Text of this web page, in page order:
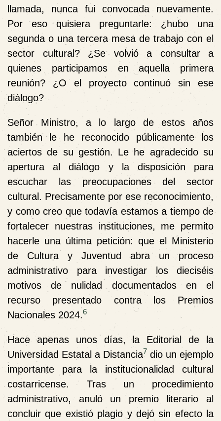
llamada, nunca fui convocada nuevamente.
Por eso quisiera preguntarle: ¿hubo una
segunda o una tercera mesa de trabajo con el
sector cultural? ¿Se volvió a consultar a
quienes participamos en aquella primera
reunión? ¿O el proyecto continuó sin ese
diálogo?
Señor Ministro, a lo largo de estos años
también le he reconocido públicamente los
aciertos de su gestión. Le he agradecido su
apertura al diálogo y la disposición para
escuchar las preocupaciones del sector
cultural. Precisamente por ese reconocimiento,
y como creo que todavía estamos a tiempo de
fortalecer nuestras instituciones, me permito
hacerle una última petición: que el Ministerio
de Cultura y Juventud abra un proceso
administrativo para investigar los dieciséis
motivos de nulidad documentados en el
recurso presentado contra los Premios
Nacionales 2024.6
Hace apenas unos días, la Editorial de la
Universidad Estatal a Distancia7 dio un ejemplo
importante para la institucionalidad cultural
costarricense. Tras un procedimiento
administrativo, anuló un premio literario al
concluir que existió plagio y dejó sin efecto la